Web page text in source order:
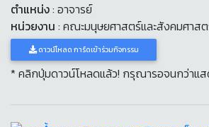
ตำแหน่ง: อาจารย์
หน่วยงาน : คณะมนุษยศาสตร์และสังคมศาส
ดาวน์โหลด การ์ดเข้าร่วมกิจกรรม
* คลิกปุ่มดาวน์โหลดแล้ว! กรุณารอจนกว่าแ